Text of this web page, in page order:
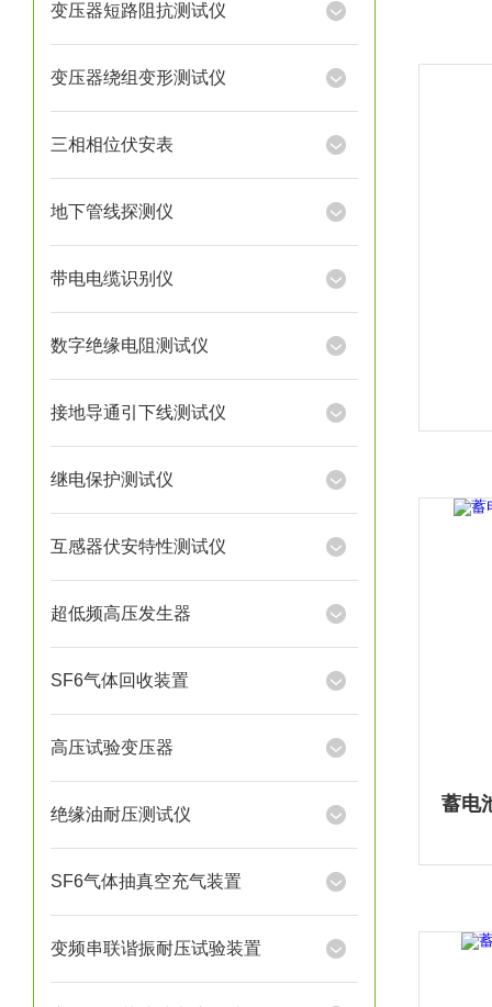
变压器短路阻抗测试仪
变压器绕组变形测试仪
三相相位伏安表
地下管线探测仪
带电电缆识别仪
数字绝缘电阻测试仪
接地导通引下线测试仪
继电保护测试仪
互感器伏安特性测试仪
超低频高压发生器
SF6气体回收装置
高压试验变压器
绝缘油耐压测试仪
SF6气体抽真空充气装置
变频串联谐振耐压试验装置